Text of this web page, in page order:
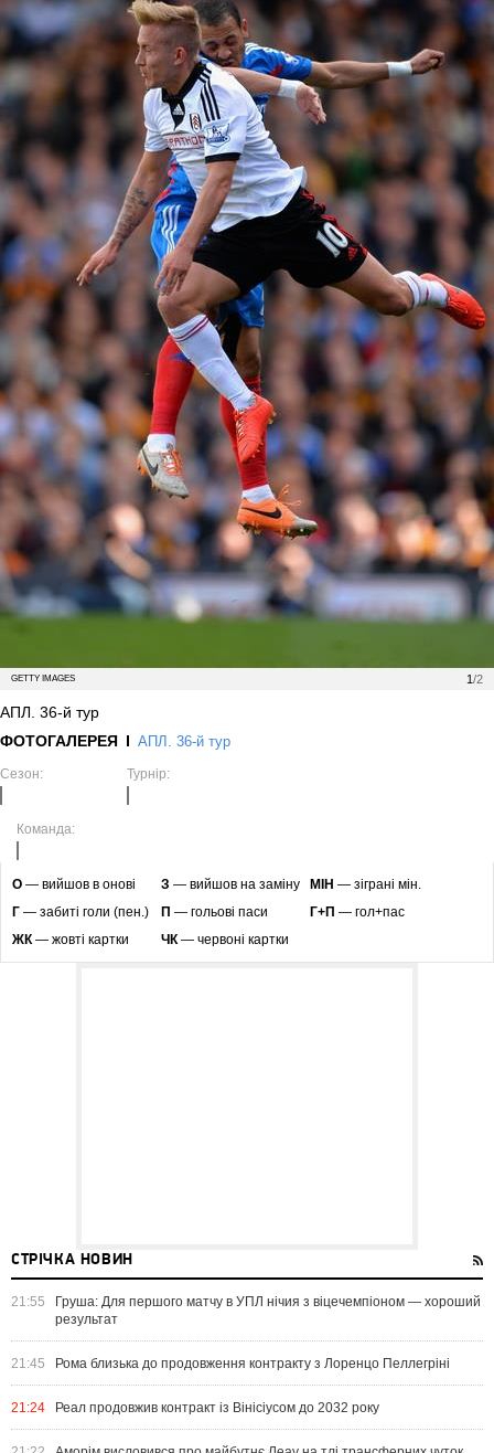
1 /2
GETTY IMAGES
АПЛ. 36-й тур
ФОТОГАЛЕРЕЯ
АПЛ. 36-й тур
Сезон: Турнір:
Команда:
O — вийшов в онові З — вийшов на заміну МІН — зіграні мін.
Г — забиті голи (пен.) П — гольові паси Г+П — гол+пас
ЖК— жовті картки ЧК— червоні картки
СТРІЧКА НОВИН
21:55
Груша: Для першого матчу в УПЛ нічия з віцечемпіоном — хороший
результат
21:45 Рома близька до продовження контракту з Лоренцо Пеллегріні
21:24 Реал продовжив контракт із Вінісіусом до 2032 року